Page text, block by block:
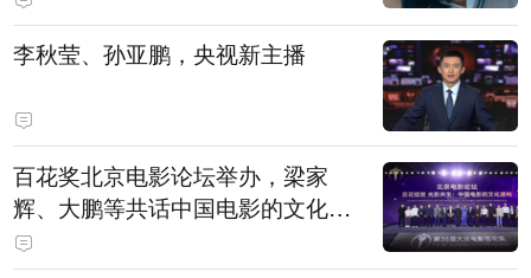
白，主演均为广州本土演员
李秋莹、孙亚鹏，央视新主播
百花奖北京电影论坛举办，梁家
辉、大鹏等共话中国电影的文化建
构